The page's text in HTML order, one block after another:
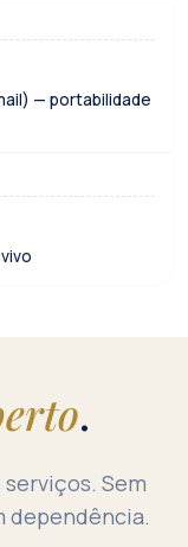
— portabilidade
.
Sem
dependência.